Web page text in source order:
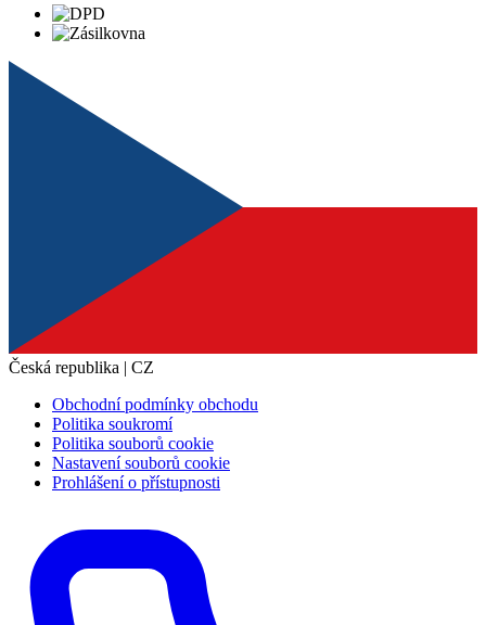
Česká republika | CZ
Obchodní podmínky obchodu
Politika soukromí
Politika souborů cookie
Nastavení souborů cookie
Prohlášení o přístupnosti